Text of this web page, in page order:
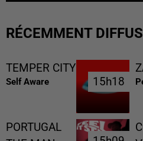
RÉCEMMENT
TEMPER CITY
Self Aware 15h18
15h18
PORTUGAL